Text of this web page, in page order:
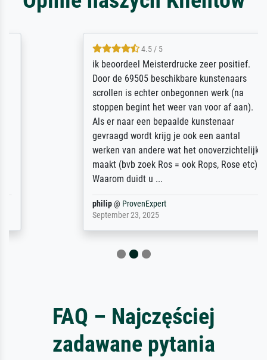
4.5 / 5
ik beoordeel Meisterdrucke zeer positief.
Door de 69505 beschikbare kunstenaars
scrollen is echter onbegonnen werk (na
stoppen begint het weer van voor af aan).
Als er naar een bepaalde kunstenaar
gevraagd wordt krijg je ook een aantal
werken van andere wat het onoverzichtelijk
maakt (bvb zoek Ros = ook Rops, Rose etc).
Waarom duidt u ...
ProvenExpert
September 23, 2025
FAQ – Najczęściej
zadawane pytania